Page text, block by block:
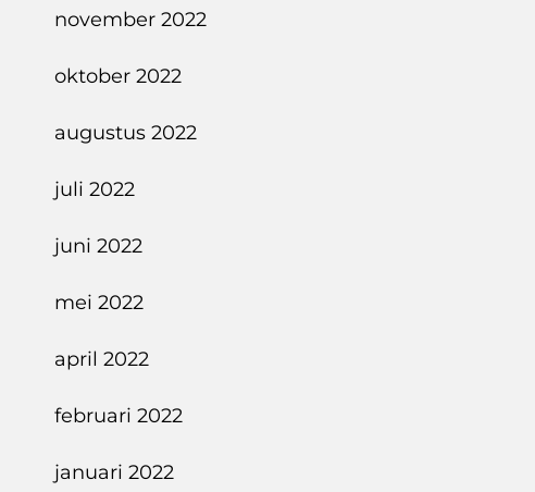
november 2022
oktober 2022
augustus 2022
juli 2022
juni 2022
mei 2022
april 2022
februari 2022
januari 2022